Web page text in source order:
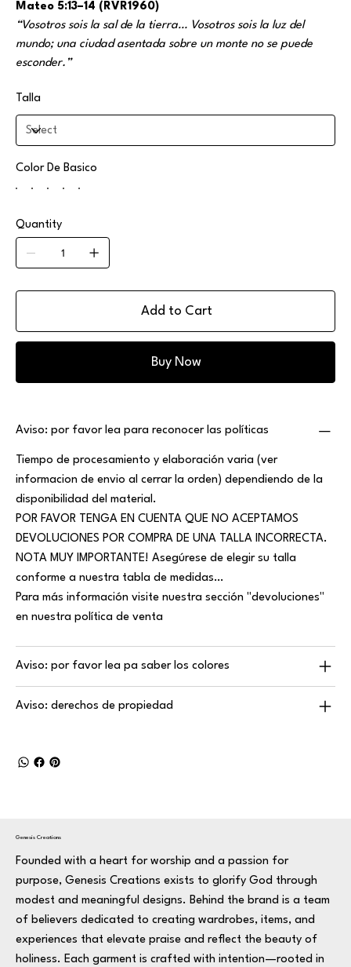
Mateo 5:13–14 (RVR1960)
“Vosotros sois la sal de la tierra… Vosotros sois la luz del
mundo; una ciudad asentada sobre un monte no se puede
esconder.”
Talla
Color De Basico
Quantity
Add to Cart
Buy Now
Aviso: por favor lea para reconocer las políticas
Tiempo de procesamiento y elaboración varia (ver
informacion de envio al cerrar la orden) dependiendo de la
disponibilidad del material.
POR FAVOR TENGA EN CUENTA QUE NO ACEPTAMOS
DEVOLUCIONES POR COMPRA DE UNA TALLA INCORRECTA.
NOTA MUY IMPORTANTE! Asegúrese de elegir su talla
conforme a nuestra tabla de medidas…
Para más información visite nuestra sección "devoluciones"
en nuestra política de venta
Aviso: por favor lea pa saber los colores
Aviso: derechos de propiedad
Genesis Creations
Founded with a heart for worship and a passion for
purpose, Genesis Creations exists to glorify God through
modest and meaningful designs. Behind the brand is a team
of believers dedicated to creating wardrobes, items, and
experiences that elevate praise and reflect the beauty of
holiness. Each garment is crafted with intention—rooted in